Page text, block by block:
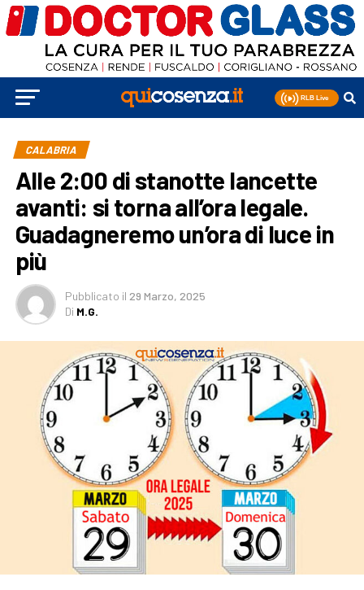
CALABRIA
Alle 2:00 di stanotte lancette
avanti: si torna all’ora legale.
Guadagneremo un’ora di luce in
più
Pubblicato il 29 Marzo, 2025
Di M.G.